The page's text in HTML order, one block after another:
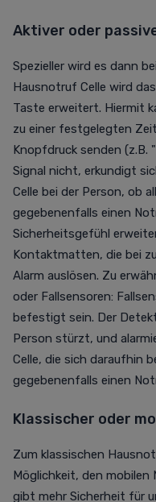
Aktiver oder
Spezieller wird es dann
Hausnotruf Celle wird
Taste erweitert. Hiermit
zu einer festgelegten
Knopfdruck senden
Signal nicht, erkundigt
Celle bei der Person, ob
gegebenenfalls einen
Sicherheitsgefühl
Kontaktmatten, die bei
Alarm auslösen. Zu
oder Fallsensoren:
befestigt sein. Der
Person stürzt, und
Celle, die sich daraufhin
gegebenenfalls einen
Klassischer oder
Zum klassischen
Möglichkeit, den mobilen
gibt mehr Sicherheit für